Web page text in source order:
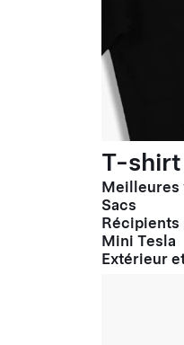
T-
Meilleures
Sacs
Récipients
Mini Tesla
Extérieur